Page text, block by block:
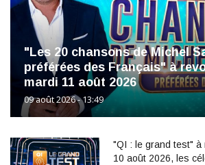
"Les 20 chansons de Michel
préférées des Français" à
mardi 11 août 2026
09 août 2026 - 13:49
"QI : le grand test" à
10 août 2026, les